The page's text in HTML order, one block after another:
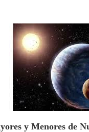
y Menores de